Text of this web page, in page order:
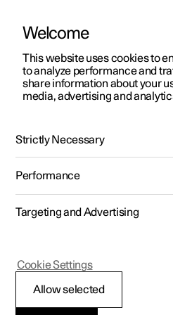
Polestar 2
Polestar 3
Polestar 4
Pre-owned
Shop
Mere
Udforsk Polestar 2
Kampagner
Nye lagerbiler
Prøvetur
Nye lagerbiler
Udforsk Polestar 4
Kampagner
Nye lagerbiler
Pre-owned-
Pre-owned Polestar
Kampagner til
Tilbud til
Nye lagerbiler
Byg din bil
Pre-owned
Prøvetur
Extras tilbehør
(Åbner i et nyt
Experiences
Firmabil
Find os
Servicelokationer
Ejerskab
Opladning
Om Polestar
Bæredygtighed
HåndbogVideogalleri
Systemindstillinger
Polestar 4
Ændring af
Welcome
This website uses cookies to
to analyze performance and
share information about your
media, advertising and
Strictly Necessary
Performance
Targeting and Advertising
Allow selected
Cookie Settings